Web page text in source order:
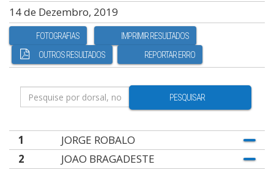
14 de Dezembro, 2019
FOTOGRAFIAS
IMPRIMIR RESULTADOS
OUTROS RESULTADOS
REPORTAR ERRO
PESQUISAR
1
JORGE ROBALO
2
JOAO BRAGADESTE